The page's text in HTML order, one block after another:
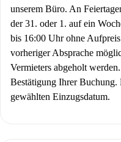
unserem Büro. An
der 31. oder 1. auf ein
bis 16:00 Uhr ohne
vorheriger Absprache
Vermieters abgeholt
Bestätigung Ihrer
gewählten Einzugsdatum.